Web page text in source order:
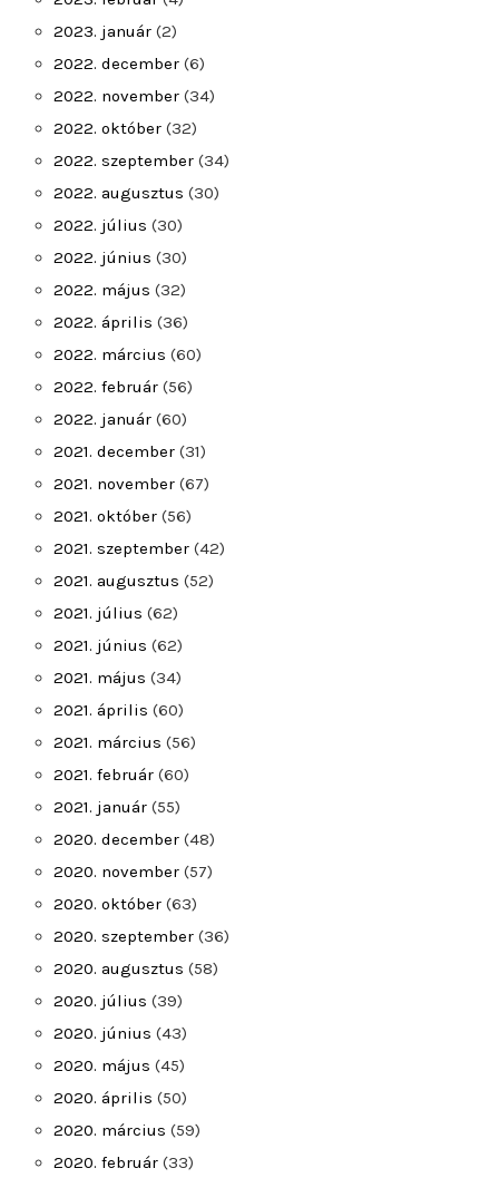
2023. január (2)
2022. december (6)
2022. november (34)
2022. október (32)
2022. szeptember (34)
2022. augusztus (30)
2022. július (30)
2022. június (30)
2022. május (32)
2022. április (36)
2022. március (60)
2022. február (56)
2022. január (60)
2021. december (31)
2021. november (67)
2021. október (56)
2021. szeptember (42)
2021. augusztus (52)
2021. július (62)
2021. június (62)
2021. május (34)
2021. április (60)
2021. március (56)
2021. február (60)
2021. január (55)
2020. december (48)
2020. november (57)
2020. október (63)
2020. szeptember (36)
2020. augusztus (58)
2020. július (39)
2020. június (43)
2020. május (45)
2020. április (50)
2020. március (59)
2020. február (33)